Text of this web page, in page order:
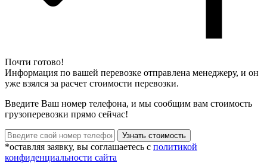
Почти готово!
Информация по вашей перевозке отправлена менеджеру, и он
уже взялся за расчет стоимости перевозки.
Введите Ваш номер телефона, и мы сообщим вам стоимость
грузоперевозки прямо сейчас!
*оставляя заявку, вы соглашаетесь с политикой
конфиденциальности сайта